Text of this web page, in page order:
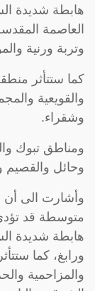
هابطة شديدة
العاصمة
وتربة ورنية
كما ستتأثر
والقويعية
وشقراء.
ومناطق تبوك
وحائل والقصيم
وأشارت الى أن
متوسطة قد
هابطة شديدة
ورابغ، كما
والمزاحمية